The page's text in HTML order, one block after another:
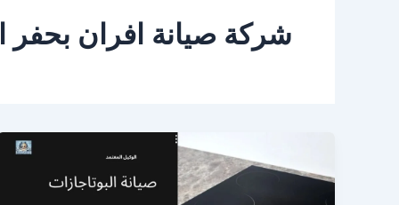
شركة صيانة افران بحفر